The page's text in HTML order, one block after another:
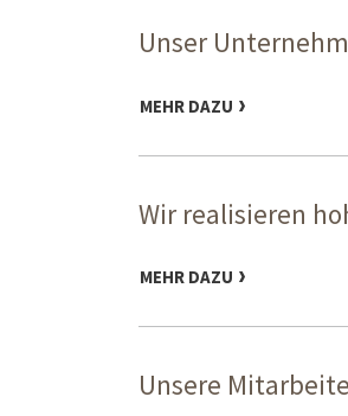
Unser
MEHR DAZU
Wir realisieren
MEHR DAZU
Unsere